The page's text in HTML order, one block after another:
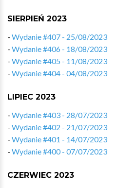
SIERPIEŃ 2023
- Wydanie #407 - 25/08/2023
- Wydanie #406 - 18/08/2023
- Wydanie #405 - 11/08/2023
- Wydanie #404 - 04/08/2023
LIPIEC 2023
- Wydanie #403 - 28/07/2023
- Wydanie #402 - 21/07/2023
- Wydanie #401 - 14/07/2023
- Wydanie #400 - 07/07/2023
CZERWIEC 2023